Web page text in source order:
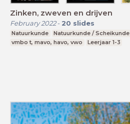
Zinken, zweven en drijven
February 2022- 20 slides
Natuurkunde Natuurkunde / Scheikunde
vmbo t, mavo, havo, vwo
Leerjaar 1-3